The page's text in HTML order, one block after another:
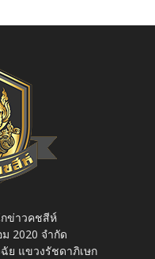
ข่าวคชสีห์
2020 จำกัด
ย แขวงรัชดาภิเษก